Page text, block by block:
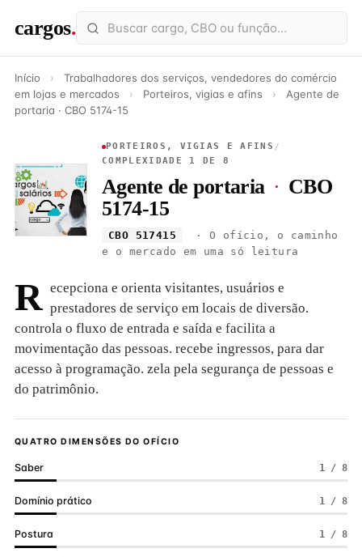
cargos.
Início ›
Trabalhadores dos serviços, vendedores do comércio
em lojas e mercados
› Porteiros, vigias e afins ›
Agente de
portaria · CBO 5174-15
PORTEIROS, VIGIAS E AFINS /
COMPLEXIDADE 1 DE 8
Agente de portaria · CBO
5174-15
CBO 517415
· O ofício, o caminho
e o mercado em uma só leitura
R ecepciona e orienta visitantes, usuários e
prestadores de serviço em locais de diversão.
controla o fluxo de entrada e saída e facilita a
movimentação das pessoas. recebe ingressos, para dar
acesso à programação. zela pela segurança de pessoas e
do patrimônio.
QUATRO DIMENSÕES DO OFÍCIO
Saber 1 / 8
Domínio prático 1 / 8
Postura 1 / 8